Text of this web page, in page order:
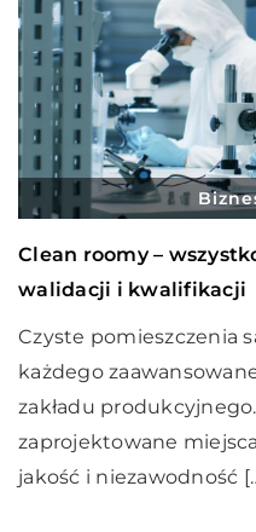
Clean roomy –
walidacji i kwalifikacji
Czyste pomieszczenia
każdego
zakładu
zaprojektowane
jakość i niezawodność